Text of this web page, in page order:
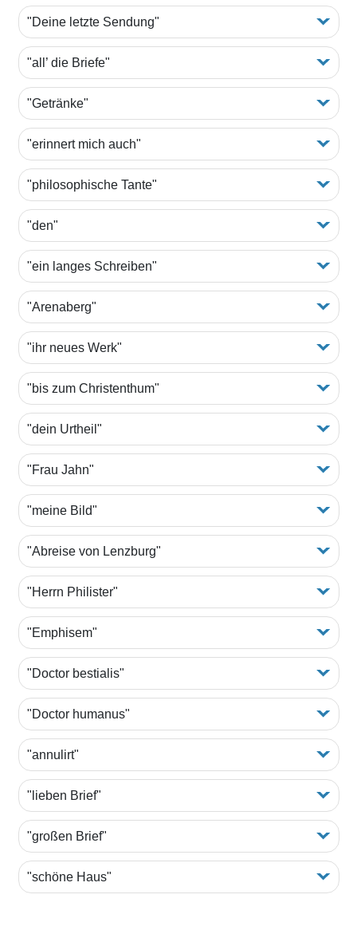
"Deine letzte Sendung"
"all’ die Briefe"
"Getränke"
"erinnert mich auch"
"philosophische Tante"
"den"
"ein langes Schreiben"
"Arenaberg"
"ihr neues Werk"
"bis zum Christenthum"
"dein Urtheil"
"Frau Jahn"
"meine Bild"
"Abreise von Lenzburg"
"Herrn Philister"
"Emphisem"
"Doctor bestialis"
"Doctor humanus"
"annulirt"
"lieben Brief"
"großen Brief"
"schöne Haus"